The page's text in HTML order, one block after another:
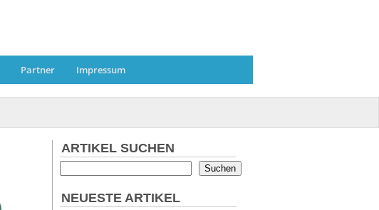
Partner Impressum
ARTIKEL SUCHEN
Suchen
NEUESTE ARTIKEL